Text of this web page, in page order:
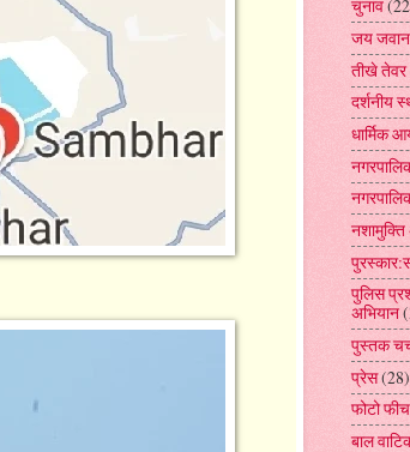
चुनाव
जय जवान
तीखे तेवर
दर्शनीय
धार्मिक
पुलिस
अभियान
पुस्तक
प्रेस(28)
फोटो
बाल